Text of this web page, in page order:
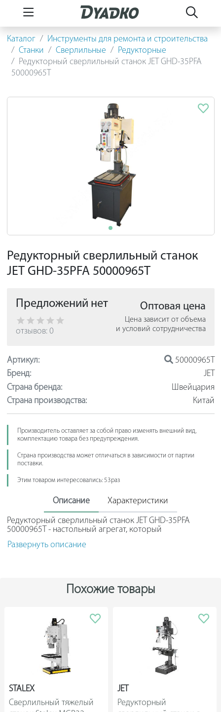
Каталог
Инструменты для ремонта и строительства
Станки
Сверлильные
Редукторные
Редукторный сверлильный станок JET GHD-35PFA
50000965T
Редукторный сверлильный станок
JET GHD-35PFA 50000965T
Предложений нет
отзывов: 0
Оптовая цена
Цена зависит от объема
и условий сотрудничества
Артикул:
50000965T
Бренд:
JET
Страна бренда:
Швейцария
Страна производства:
Китай
Производитель оставляет за собой право изменять внешний вид,
комплектацию товара без предупреждения.
Страна производства может отличаться в зависимости от партии
поставки.
Этим товаром интересовались: 53раз
Описание Характеристики
Редукторный сверлильный станок JET GHD-35PFA
50000965T - настольный агрегат, который
предназначен для интенсивного использования в
промышленности, серийных производствах. Наличие
качества. Элементы управления станком расположены
в одном месте, что обеспечивает удобство в работе.
хранимых предметов от постороннего доступа.
Развернуть описание
Похожие товары
STALEX
Сверлильный тяжелый
JET
Редукторный